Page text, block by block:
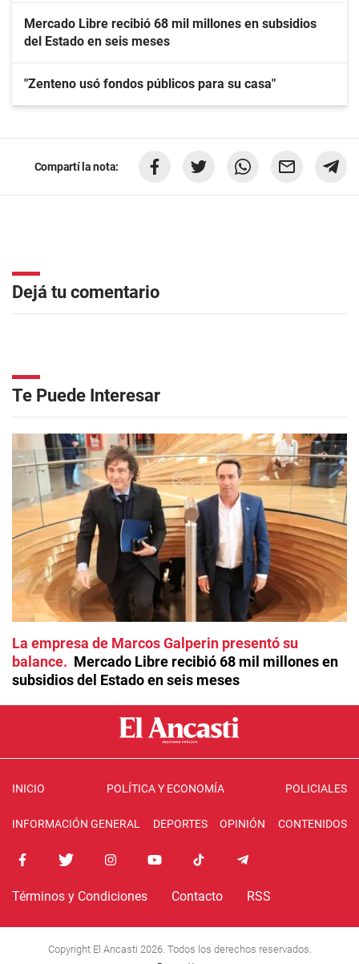
Mercado Libre recibió 68 mil millones en subsidios
del Estado en seis meses
"Zenteno usó fondos públicos para su casa"
Compartí la nota:
Dejá tu comentario
Te Puede Interesar
La empresa de Marcos Galperin presentó su
balance
Mercado Libre recibió 68 mil millones en
subsidios del Estado en seis meses
INICIO POLÍTICA Y ECONOMÍA POLICIALES
INFORMACIÓN GENERAL DEPORTES OPINIÓN CONTENIDOS
Términos y Condiciones Contacto RSS
Copyright El Ancasti 2026. Todos los derechos reservados.